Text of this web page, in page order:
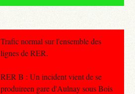
Trafic normal sur l'ensemble des
lignes de RER.
RER B : Un incident vient de se
produireen gare d'Aulnay sous Bois